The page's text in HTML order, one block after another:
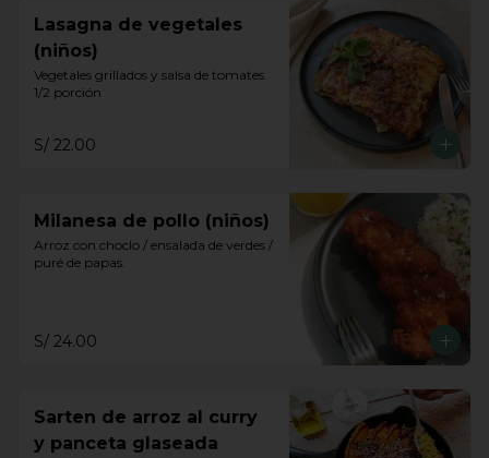
Lasagna de vegetales
(niños)
Vegetales grillados y salsa de tomates.
1/2 porción
S/ 22.00
Milanesa de pollo (niños)
Arroz con choclo / ensalada de verdes /
puré de papas.
S/ 24.00
Sarten de arroz al curry
y panceta glaseada